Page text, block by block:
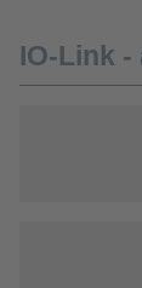
IO-Link